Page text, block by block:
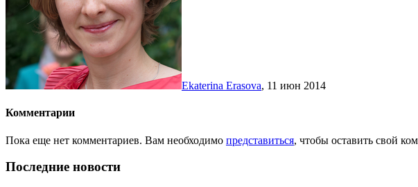
Ekaterina Erasova, 11 июн 2014
Комментарии
Пока еще нет комментариев. Вам необходимо представиться, чтобы оставить свой
Последние новости